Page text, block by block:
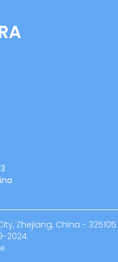
Zhejiang, China - 325105.
2024.